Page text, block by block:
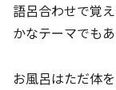
語呂合わせで覚
かなテーマでもあ
お風呂はただ体